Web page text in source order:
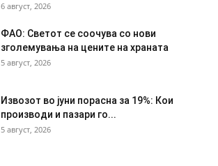
6 август, 2026
ФАО: Светот се соочува со нови
зголемувања на цените на храната
5 август, 2026
Извозот во јуни порасна за 19%: Кои
производи и пазари го...
5 август, 2026